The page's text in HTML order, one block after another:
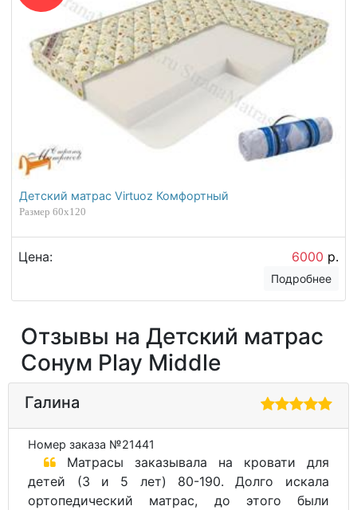
Детский матрас Virtuoz Комфортный
Размер 60х120
Цена: 6000 р.
Подробнее
Отзывы на Детский матрас
Сонум Play Middle
Галина
Номер заказа №21441
Матрасы заказывала на кровати для
детей (3 и 5 лет) 80-190. Долго искала
ортопедический матрас, до этого были